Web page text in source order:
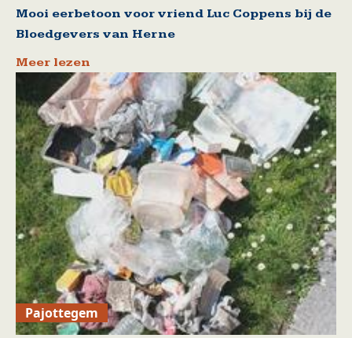
Mooi eerbetoon voor vriend Luc Coppens bij de
Bloedgevers van Herne
Meer lezen
Pajottegem